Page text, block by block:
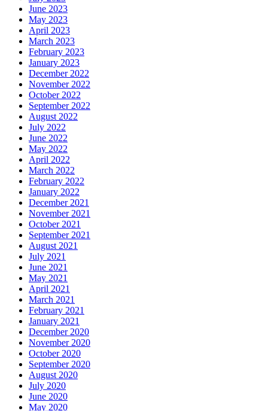
June 2023
May 2023
April 2023
March 2023
February 2023
January 2023
December 2022
November 2022
October 2022
September 2022
August 2022
July 2022
June 2022
May 2022
April 2022
March 2022
February 2022
January 2022
December 2021
November 2021
October 2021
September 2021
August 2021
July 2021
June 2021
May 2021
April 2021
March 2021
February 2021
January 2021
December 2020
November 2020
October 2020
September 2020
August 2020
July 2020
June 2020
May 2020